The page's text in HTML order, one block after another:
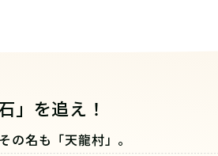
」を追え！
の名も「天龍村」。